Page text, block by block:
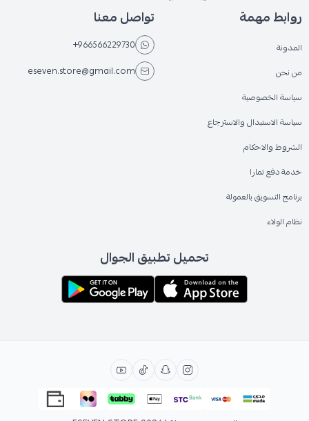
روابط مهمة
المدونة
من نحن
سياسة الخصوصية
سياسة الاستبدال والاسترجاع
الشروط والاحكام
خدمة دفع تمارا
برنامج التسويق بالعمولة
نظام الولاء
تواصل معنا
+966566229730
eseven.store@gmail.com
تحميل تطبيق الجوال